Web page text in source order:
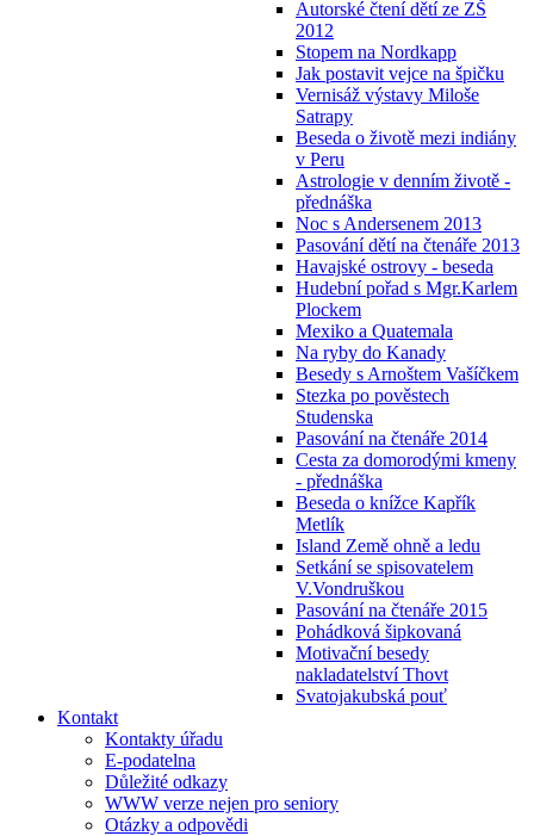
Autorské čtení dětí ze ZŠ
2012
Stopem na Nordkapp
Jak postavit vejce na špičku
Vernisáž výstavy Miloše
Satrapy
Beseda o životě mezi indiány
v Peru
Astrologie v denním životě -
přednáška
Noc s Andersenem 2013
Pasování dětí na čtenáře 2013
Havajské ostrovy - beseda
Hudební pořad s Mgr.Karlem
Plockem
Mexiko a Quatemala
Na ryby do Kanady
Besedy s Arnoštem Vašíčkem
Stezka po pověstech
Studenska
Pasování na čtenáře 2014
Cesta za domorodými kmeny
- přednáška
Beseda o knížce Kapřík
Metlík
Island Země ohně a ledu
Setkání se spisovatelem
V.Vondruškou
Pasování na čtenáře 2015
Pohádková šipkovaná
Motivační besedy
nakladatelství Thovt
Svatojakubská pouť
Kontakt
Kontakty úřadu
E-podatelna
Důležité odkazy
WWW verze nejen pro seniory
Otázky a odpovědi